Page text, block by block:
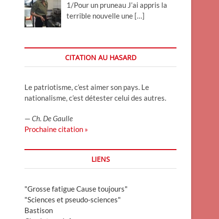
1/Pour un pruneau J’ai appris la
terrible nouvelle une […]
CITATION AU HASARD
Le patriotisme, c’est aimer son pays. Le
nationalisme, c’est détester celui des autres.
—Ch. De Gaulle
Prochaine citation »
LIENS
"Grosse fatigue Cause toujours"
"Sciences et pseudo-sciences"
Bastison